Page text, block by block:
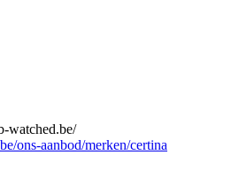
watched.be/
ons-aanbod/merken/certina